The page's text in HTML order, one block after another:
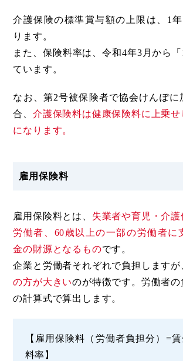
介護保険の標準賞与額の上限は、1
ります。
また、保険料率は、令和4年3月から
ています。
なお、第2号被保険者で協会けんぽに
合、 介護保険料は健康保険料に上乗せ
になります。
雇用保険料
雇用保険料とは、 失業者や育児・介
労働者、60歳以上の一部の労働者に
金の財源となるものです。
企業と労働者それぞれで負担しますが
の方が大きいのが特徴です。労働者
の計算式で算出します。
【雇用保険料（労働者負担分）=
料率】